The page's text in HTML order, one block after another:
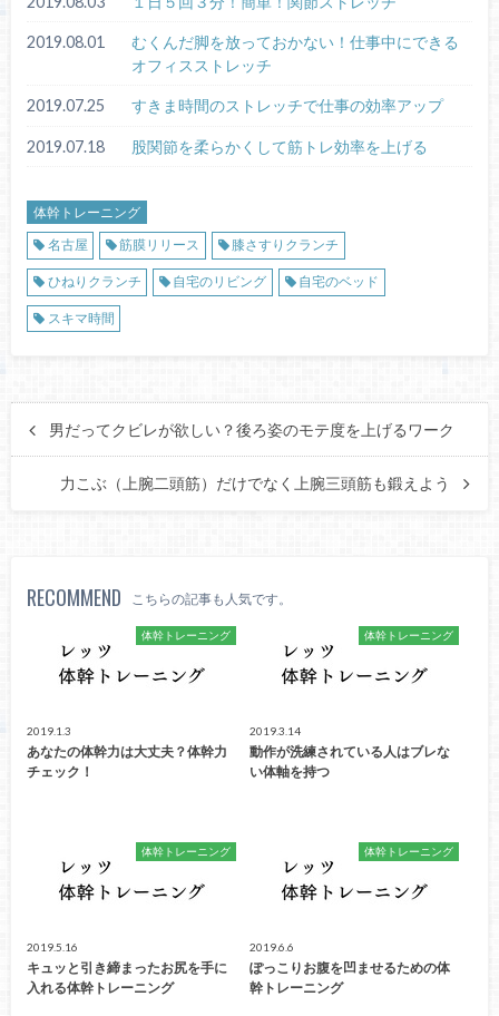
2019.08.01
むくんだ脚を放っておかない！仕事中にできる
オフィスストレッチ
2019.07.25 すきま時間のストレッチで仕事の効率アップ
2019.07.18 股関節を柔らかくして筋トレ効率を上げる
体幹トレーニング
名古屋
筋膜リリース 膝さすりクランチ
ひねりクランチ 自宅のリビング 自宅のベッド
スキマ時間
男だってクビレが欲しい？後ろ姿のモテ度を上げるワーク
力こぶ（上腕二頭筋）だけでなく上腕三頭筋も鍛えよう
RECOMMEND こちらの記事も人気です。
体幹トレーニング
2019.1.3
あなたの体幹力は大丈夫？体幹力
チェック！
体幹トレーニング
2019.3.14
動作が洗練されている人はブレな
い体軸を持つ
体幹トレーニング
2019.5.16
キュッと引き締まったお尻を手に
入れる体幹トレーニング
体幹トレーニング
2019.6.6
ぽっこりお腹を凹ませるための体
幹トレーニング